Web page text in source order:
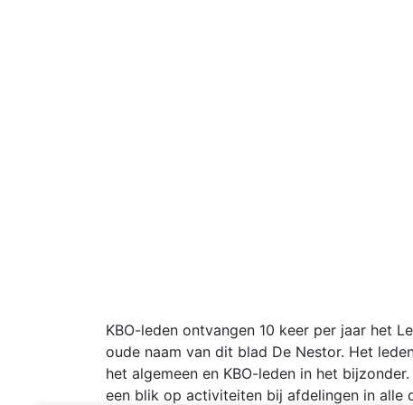
KBO-leden ontvangen 10 keer per jaar het
oude naam van dit blad De Nestor. Het
het algemeen en KBO-leden in het
een blik op activiteiten bij afdelingen in alle